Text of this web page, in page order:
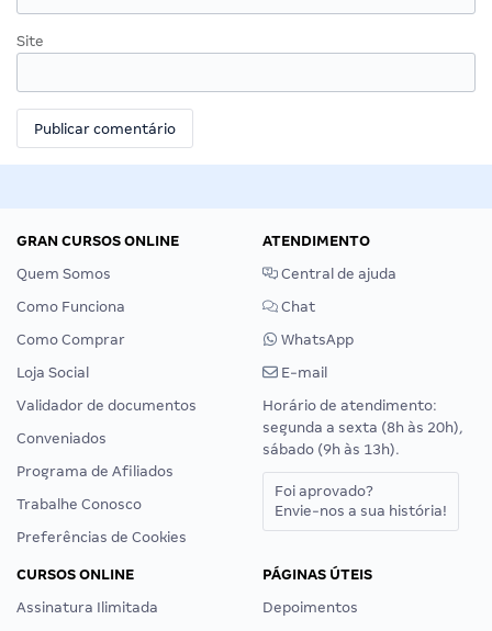
Site
GRAN CURSOS ONLINE
Quem Somos
Como Funciona
Como Comprar
Loja Social
Validador de documentos
Conveniados
Programa de Afiliados
Trabalhe Conosco
Preferências de Cookies
ATENDIMENTO
Central de ajuda
Chat
WhatsApp
E-mail
Horário de atendimento:
segunda a sexta (8h às 20h),
sábado (9h às 13h).
Foi aprovado?
Envie-nos a sua história!
CURSOS ONLINE
Assinatura Ilimitada
PÁGINAS ÚTEIS
Depoimentos